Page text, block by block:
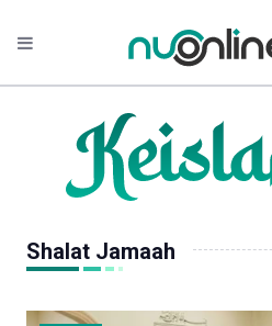
Shalat Jamaah